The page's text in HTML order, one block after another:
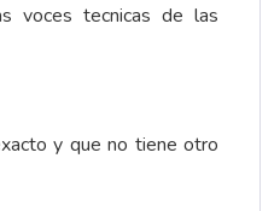
voces tecnicas de las
y que no tiene otro